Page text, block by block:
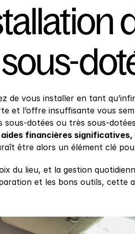
de vous installer en tant
et l’offre insuffisante vous
sous-dotées ou très sous-
financières significatives,
être alors un élément clé
du lieu, et la gestion
et les bons outils, cette